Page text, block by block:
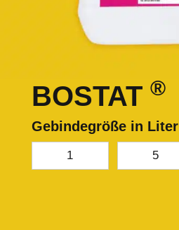
BOSTAT ®
Gebindegröße in Liter
1 5